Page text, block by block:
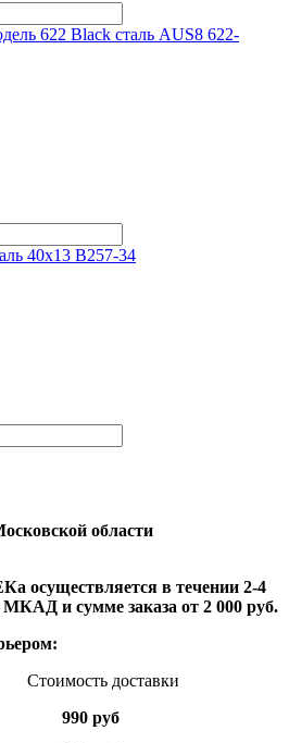
622 Black сталь AUS8 622-
40х13 B257-34
области
осуществляется в течении 2-4
МКАД и сумме заказа от 2 000 руб.
доставки
руб
990 руб